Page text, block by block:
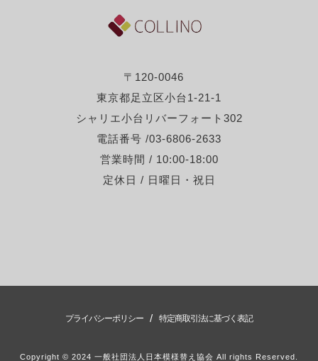
〒120-0046
東京都足立区小台1-21-1
シャリエ小台リバーフォート302
電話番号 /03-6806-2633
営業時間 / 10:00-18:00
定休日 / 日曜日・祝日
プライバシーポリシー / 特定商取引法に基づく表記
Copyright © 2024 一般社団法人日本模様替え協会 All rights Reserved.